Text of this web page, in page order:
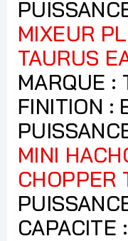
MIXEUR
TAURUS
MARQUE :
FINITION :
MINI
CHOPPER
CAPACITE